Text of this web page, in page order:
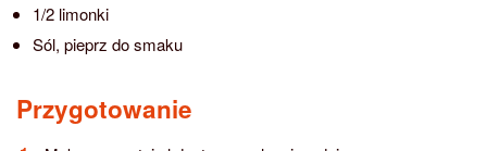
1/2 limonki
Sól, pieprz do smaku
Przygotowanie